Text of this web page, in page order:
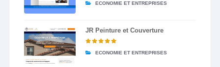
ECONOMIE ET ENTREPRISES
JR Peinture et Couverture
ECONOMIE ET ENTREPRISES